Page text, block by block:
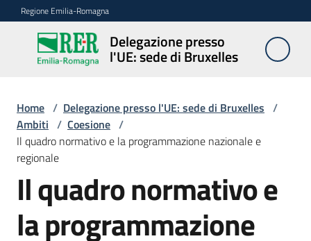
Vai al contenuto
Vai alla navigazione
Vai al footer
Regione Emilia-Romagna
Delegazione presso
l'UE: sede di Bruxelles
Delegazione
presso l'UE:
Bruxelles
Novità
Ambiti
Home / Delegazione presso l'UE: sede di Bruxelles /
Ambiti / Coesione /
Il quadro normativo e la programmazione nazionale e
regionale
Il quadro normativo e
la programmazione